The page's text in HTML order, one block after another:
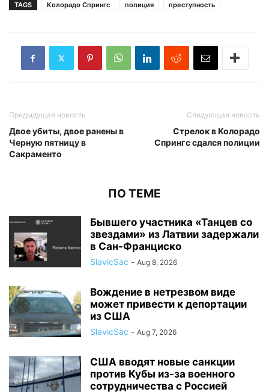
TAGS Колорадо Спрингс полиция преступность
Предыдущая новость
Двое убиты, двое ранены в
Черную пятницу в
Сакраменто
Следующая новость
Стрелок в Колорадо
Спрингс сдался полиции
ПО ТЕМЕ
Бывшего участника «Танцев со
звездами» из Латвии задержали
в Сан-Франциско
SlavicSac - Aug 8, 2026
Вождение в нетрезвом виде
может привести к депортации
из США
SlavicSac - Aug 7, 2026
США вводят новые санкции
против Кубы из-за военного
сотрудничества с Россией